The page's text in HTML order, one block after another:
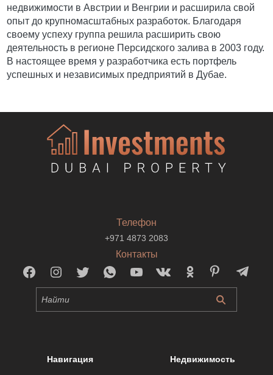
недвижимости в Австрии и Венгрии и расширила свой
опыт до крупномасштабных разработок. Благодаря
своему успеху группа решила расширить свою
деятельность в регионе Персидского залива в 2003 году.
В настоящее время у разработчика есть портфель
успешных и независимых предприятий в Дубае.
Телефон
+971 4873 2083
Контакты
Навигация Недвижимость